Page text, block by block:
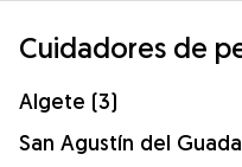
Cuidadores de
Algete (3)
San Agustín del